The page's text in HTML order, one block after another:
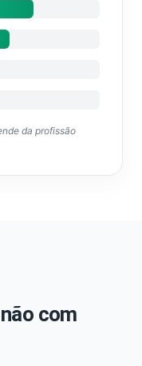
da profissão
com